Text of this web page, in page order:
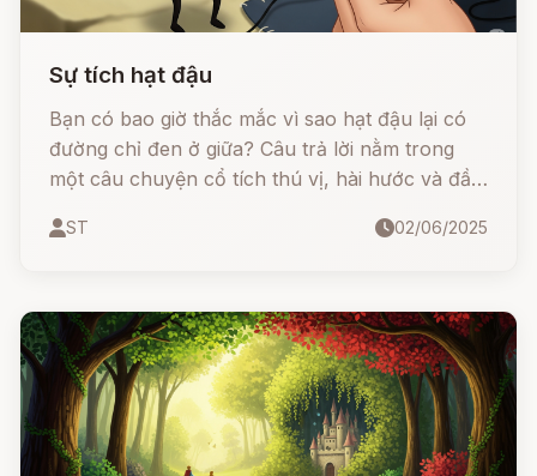
Sự tích hạt đậu
Bạn có bao giờ thắc mắc vì sao hạt đậu lại có
đường chỉ đen ở giữa? Câu trả lời nằm trong
một câu chuyện cổ tích thú vị, hài hước và đầy
ST 02/06/2025